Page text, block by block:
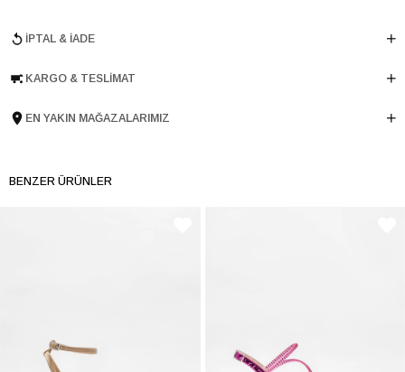
Topuk Boyu 11 cm
Taban Yüksekliği 4,5 cm
İPTAL & İADE
KARGO & TESLIMAT
EN YAKIN MAĞAZALARIMIZ
BENZER ÜRÜNLER